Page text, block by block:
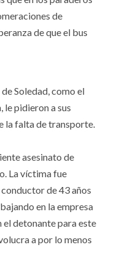
de
de que el bus
Soledad, como el
le pidieron a sus
la falta de transporte.
asesinato de
La víctima fue
de 43 años
en la empresa
el detonante para este
a por lo menos